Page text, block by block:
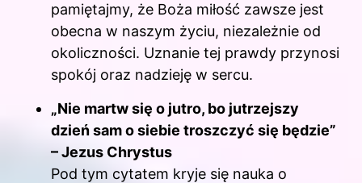
pamiętajmy, że Boża miłość zawsze jest
obecna w naszym życiu, niezależnie od
okoliczności. Uznanie tej prawdy przynosi
spokój oraz nadzieję w sercu.
„Nie martw się o jutro, bo jutrzejszy
dzień sam o siebie troszczyć się będzie”
– Jezus Chrystus
Pod tym cytatem kryje się nauka o